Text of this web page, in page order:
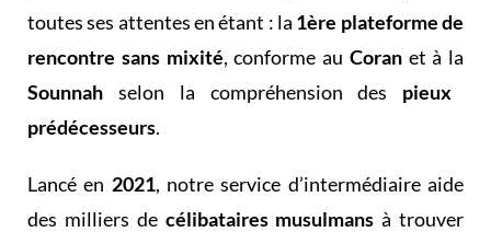
toutes ses attentes en étant : la 1ère plateforme de
rencontre sans mixité, conforme au Coran et à la
Sounnah selon la compréhension des pieux
prédécesseurs.
Lancé en 2021, notre service d’intermédiaire aide
des milliers decélibataires musulmansà trouver